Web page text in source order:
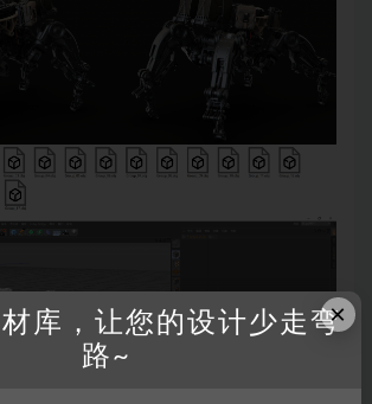
×
库，让您的设计少走弯
路~